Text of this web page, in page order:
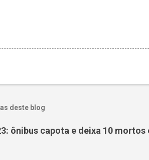
deste blog
ônibus capota e deixa 10